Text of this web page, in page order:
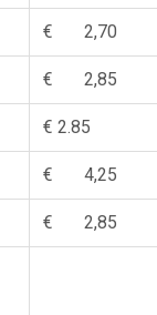
€ 2,70
€ 2,85
€ 2.85
€ 4,25
€ 2,85